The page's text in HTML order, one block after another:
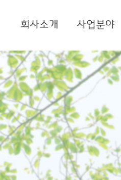
회사소개 사업분야